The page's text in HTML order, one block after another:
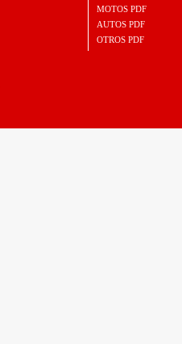
MOTOS PDF
AUTOS PDF
OTROS PDF